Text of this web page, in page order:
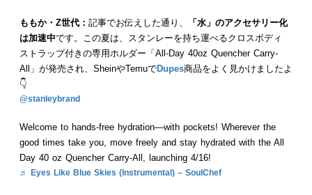
ももか・Z世代： 記事でお伝えした通り、
「水」のアクセサリー化
は加速中です。この夏は、スタンレーを持ち運べるクロスボディ
ストラップ付きの専用ホルダー「All-Day 40oz Quencher Carry-
All」が発売され、SheinやTemuでDupes商品をよく見かけましたよ
👇
@stanleybrand
Welcome to hands-free hydration—with pockets! Wherever the
good times take you, move freely and stay hydrated with the All
Day 40 oz Quencher Carry-All, launching 4/16!
♬ Eyes Like Blue Skies (Instrumental) – SoulChef